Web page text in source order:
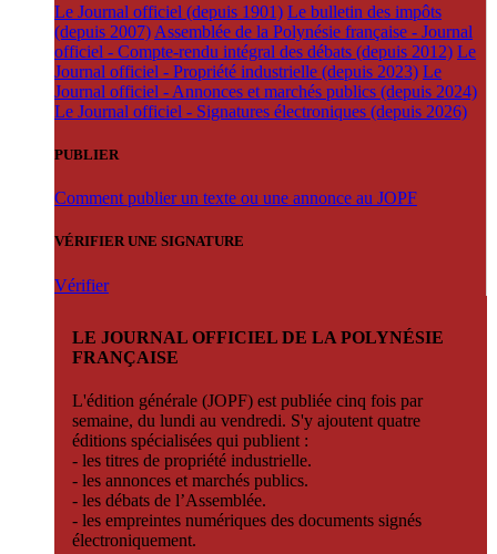
Le Journal officiel (depuis 1901) Le bulletin des impôts
(depuis 2007) Assemblée de la Polynésie française - Journal
officiel - Compte-rendu intégral des débats (depuis 2012) Le
Journal officiel - Propriété industrielle (depuis 2023) Le
Journal officiel - Annonces et marchés publics (depuis 2024)
Le Journal officiel - Signatures électroniques (depuis 2026)
PUBLIER
Comment publier un texte ou une annonce au JOPF
VÉRIFIER UNE SIGNATURE
Vérifier
LE JOURNAL OFFICIEL DE LA POLYNÉSIE
FRANÇAISE
L'édition générale (JOPF) est publiée cinq fois par
semaine, du lundi au vendredi. S'y ajoutent quatre
éditions spécialisées qui publient :
- les titres de propriété industrielle.
- les annonces et marchés publics.
- les débats de l’Assemblée.
- les empreintes numériques des documents signés
électroniquement.